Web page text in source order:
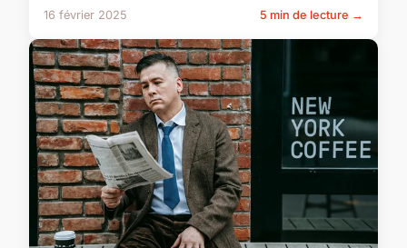
16 février 2025 5 min de lecture →